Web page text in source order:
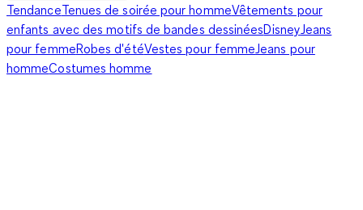
TendanceTenues de soirée pour hommeVêtements pour
enfants avec des motifs de bandes dessinéesDisney Jeans
pour femmeRobes d'étéVestes pour femme Jeans pour
hommeCostumes homme